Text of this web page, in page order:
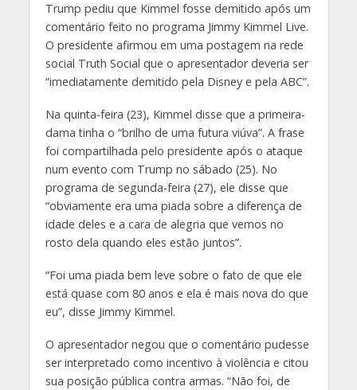
Trump pediu que Kimmel fosse demitido após um
comentário feito no programa Jimmy Kimmel Live.
O presidente afirmou em uma postagem na rede
social Truth Social que o apresentador deveria ser
“imediatamente demitido pela Disney e pela ABC”.
Na quinta-feira (23), Kimmel disse que a primeira-
dama tinha o “brilho de uma futura viúva”. A frase
foi compartilhada pelo presidente após o ataque
num evento com Trump no sábado (25). No
programa de segunda-feira (27), ele disse que
“obviamente era uma piada sobre a diferença de
idade deles e a cara de alegria que vemos no
rosto dela quando eles estão juntos”.
“Foi uma piada bem leve sobre o fato de que ele
está quase com 80 anos e ela é mais nova do que
eu”, disse Jimmy Kimmel.
O apresentador negou que o comentário pudesse
ser interpretado como incentivo à violência e citou
sua posição pública contra armas. “Não foi, de